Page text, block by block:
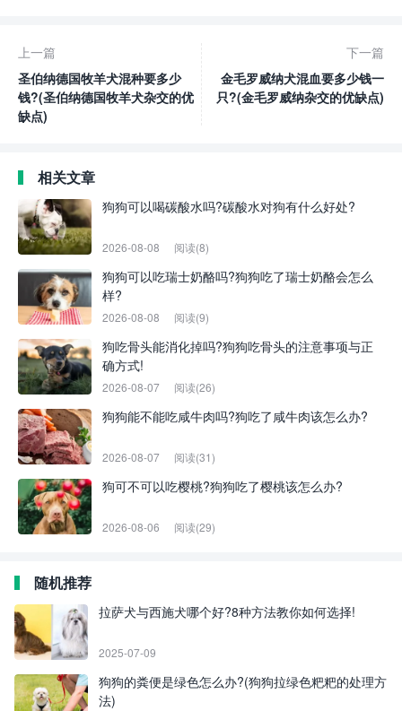
上一篇
圣伯纳德国牧羊犬混种要多少
钱?(圣伯纳德国牧羊犬杂交的优
缺点)
下一篇
金毛罗威纳犬混血要多少钱一
只?(金毛罗威纳杂交的优缺点)
相关文章
狗狗可以喝碳酸水吗?碳酸水对狗有什么好处?
2026-08-08 阅读(8)
狗狗可以吃瑞士奶酪吗?狗狗吃了瑞士奶酪会怎么
样?
2026-08-08 阅读(9)
狗吃骨头能消化掉吗?狗狗吃骨头的注意事项与正
确方式!
2026-08-07 阅读(26)
狗狗能不能吃咸牛肉吗?狗吃了咸牛肉该怎么办?
2026-08-07 阅读(31)
狗可不可以吃樱桃?狗狗吃了樱桃该怎么办?
2026-08-06 阅读(29)
随机推荐
拉萨犬与西施犬哪个好?8种方法教你如何选择!
2025-07-09
狗狗的粪便是绿色怎么办?(狗狗拉绿色粑粑的处理方
法)